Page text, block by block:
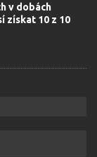
v dobách
získat 10 z 10